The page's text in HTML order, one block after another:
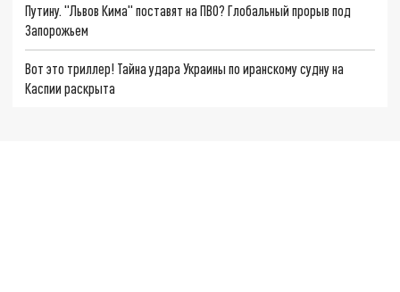
Путину. "Львов Кима" поставят на ПВО? Глобальный прорыв под
Запорожьем
Вот это триллер! Тайна удара Украины по иранскому судну на
Каспии раскрыта